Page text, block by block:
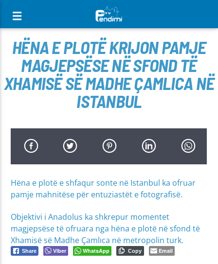
HËNA E PLOTË KRIJON PAMJE
MAGJEPSËSE NË SFOND TË
XHAMISË SË MADHE ÇAMLICA NË
ISTANBUL
Hëna e plotë e shfaqur sonte në Istanbul ka ofruar
pamje mahnitëse për entuziastët e fotografisë.
Objektivi i Anadolus ka shkrepur momentet
magjepsëse të ofruara nga hëna e plotë në sfond të
Xhamisë së Madhe Çamlıca në metropolin turk.
Share Viber WhatsApp Copy Email